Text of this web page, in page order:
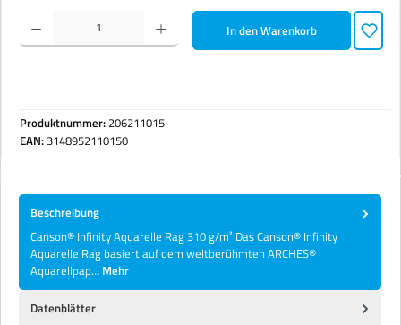
Produkt Anzahl: Gib den gewünschten Wert ein oder benutze die Schaltflächen um die Anzahl zu
In den Warenkorb
Produktnummer:206211015
EAN:3148952110150
Beschreibung
Canson® Infinity Aquarelle Rag 310 g/m² Das Canson® Infinity
Aquarelle Rag basiert auf dem weltberühmten ARCHES®
Aquarellpap… Mehr
Datenblätter